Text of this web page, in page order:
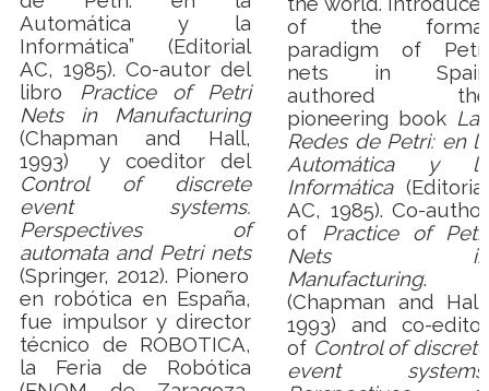
Automática y la
Informática” (Editorial
AC, 1985).Co-autor del
libro
Practice of Petri
Nets in Manufacturing
(Chapman and Hall,
1993)
y coeditor del
Control of discrete
event systems.
Perspectives of
automata and Petri nets
(Springer, 2012). Pionero
en robótica en España,
fue impulsor y director
técnico de ROBOTICA,
la Feria de Robótica
of the formal
paradigm of Petri
nets in Spain
authored the
pioneering book Las
Redes de Petri: en la
Automática y la
Informática(Editorial
AC, 1985). Co-author
of
Practice of Petri
Nets in
Manufacturing.
(Chapman and Hall,
1993) and co-editor
of Control of discrete
event systems.